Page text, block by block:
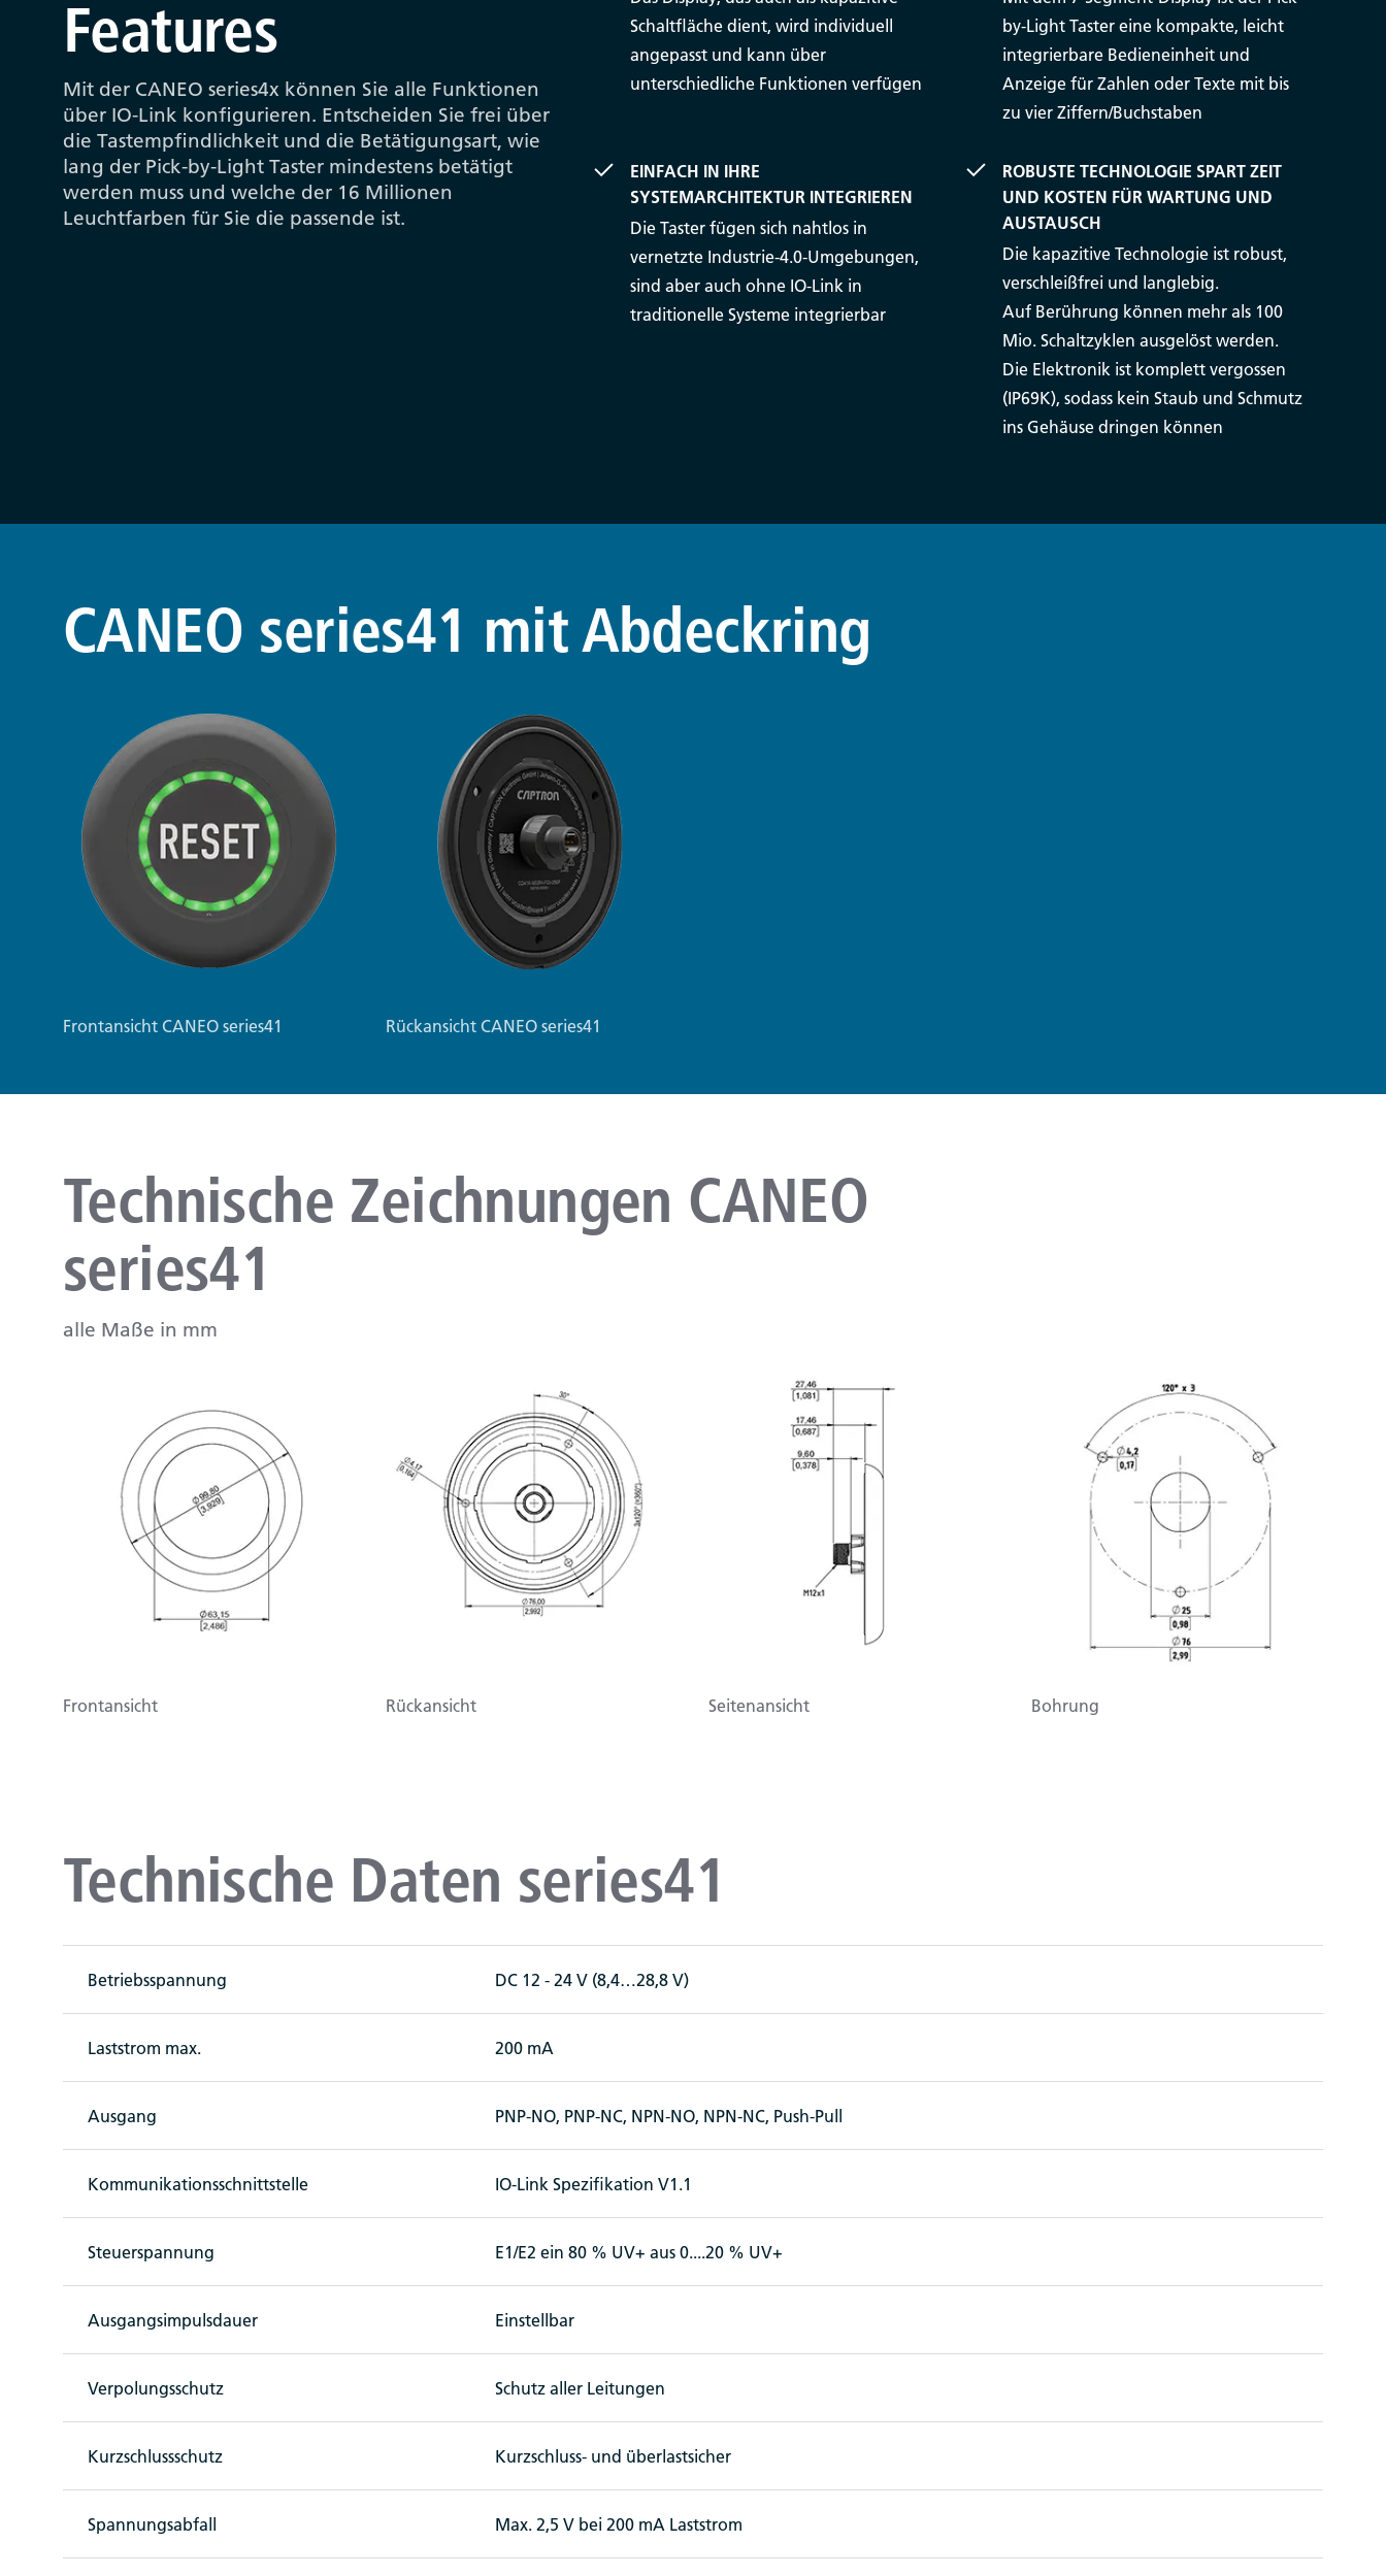
Features
Mit der CANEO series4x können Sie alle Funktionen
über IO-Link konfigurieren. Entscheiden Sie frei über
die Tastempfindlichkeit und die Betätigungsart, wie
lang der Pick-by-Light Taster mindestens betätigt
werden muss und welche der 16 Millionen
Leuchtfarben für Sie die passende ist.
Schaltfläche dient, wird individuell
angepasst und kann über
unterschiedliche Funktionen verfügen
by-Light Taster eine kompakte, leicht
integrierbare Bedieneinheit und
Anzeige für Zahlen oder Texte mit bis
zu vier Ziffern/Buchstaben
EINFACH IN IHRE
SYSTEMARCHITEKTUR INTEGRIEREN
Die Taster fügen sich nahtlos in
vernetzte Industrie-4.0-Umgebungen,
sind aber auch ohne IO-Link in
traditionelle Systeme integrierbar
ROBUSTE TECHNOLOGIE SPART ZEIT
UND KOSTEN FÜR WARTUNG UND
AUSTAUSCH
Die kapazitive Technologie ist robust,
verschleißfrei und langlebig.
Auf Berührung können mehr als 100
Mio. Schaltzyklen ausgelöst werden.
Die Elektronik ist komplett vergossen
(IP69K), sodass kein Staub und Schmutz
ins Gehäuse dringen können
CANEO series41 mit Abdeckring
Frontansicht CANEO series41 Rückansicht CANEO series41
Technische Zeichnungen CANEO
series41
alle Maße in mm
Frontansicht Rückansicht Seitenansicht Bohrung
Technische Daten series41
Betriebsspannung DC 12 - 24 V (8,4…28,8 V)
Laststrom max. 200 mA
Ausgang PNP-NO, PNP-NC, NPN-NO, NPN-NC, Push-Pull
Kommunikationsschnittstelle IO-Link Spezifikation V1.1
Steuerspannung E1/E2 ein 80 % UV+ aus 0....20 % UV+
Ausgangsimpulsdauer Einstellbar
Verpolungsschutz Schutz aller Leitungen
Kurzschlussschutz Kurzschluss- und überlastsicher
Spannungsabfall Max. 2,5 V bei 200 mA Laststrom